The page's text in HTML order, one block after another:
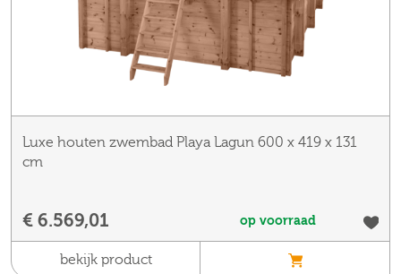
Luxe houten zwembad Playa Lagun 600 x 419 x 131
cm
€ 6.569,01 op voorraad
bekijk product